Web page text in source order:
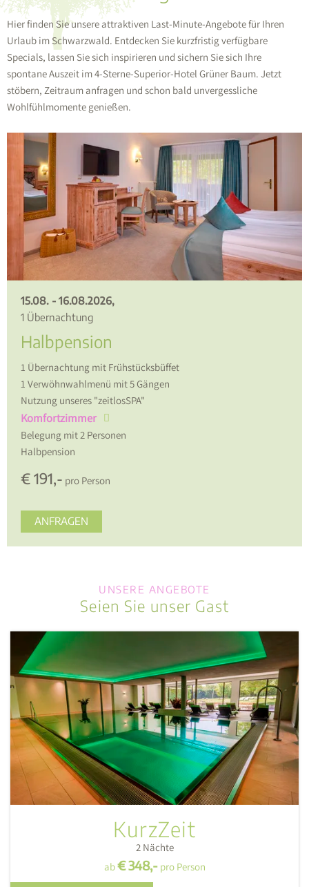
Hier finden Sie unsere attraktiven Last-Minute-Angebote für Ihren
Urlaub im Schwarzwald. Entdecken Sie kurzfristig verfügbare
Specials, lassen Sie sich inspirieren und sichern Sie sich Ihre
spontane Auszeit im 4-Sterne-Superior-Hotel Grüner Baum. Jetzt
stöbern, Zeitraum anfragen und schon bald unvergessliche
Wohlfühlmomente genießen.
15.08. - 16.08.2026,
1 Übernachtung
Halbpension
1 Übernachtung mit Frühstücksbüffet
1 Verwöhnwahlmenü mit 5 Gängen
Nutzung unseres "zeitlosSPA"
Komfortzimmer
Belegung mit2 Personen
Halbpension
€ 191,- pro Person
ANFRAGEN
UNSERE ANGEBOTE
Seien Sie unser Gast
KurzZeit
2Nächte
ab€ 348,- pro Person